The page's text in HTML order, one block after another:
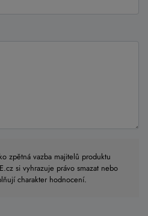
zpětná vazba majitelů produktu
si vyhrazuje právo smazat nebo
charakter hodnocení.